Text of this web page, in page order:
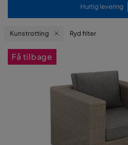
Hurtig levering
Kunstrotting Ryd filter
Få tilbage